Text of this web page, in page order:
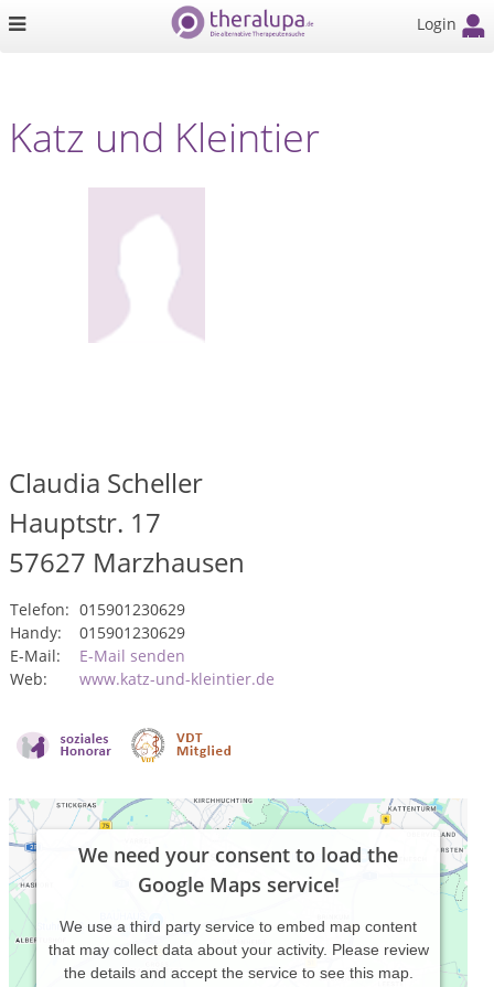
Login
Katz und Kleintier
Claudia Scheller
Hauptstr. 17
57627 Marzhausen
Telefon: 015901230629
Handy:
015901230629
E-Mail:
E-Mail senden
Web:
www.katz-und-kleintier.de
We need your consent to load the
Google Maps service!
We use a third party service to embed map content
that may collect data about your activity. Please review
the details and accept the service to see this map.